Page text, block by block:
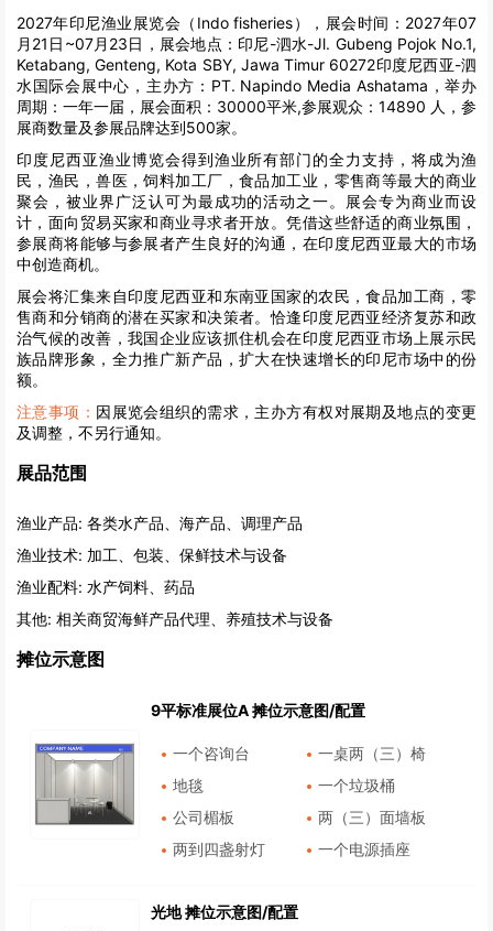
2027年印尼渔业展览会（Indo fisheries），展会时间：2027年07
月21日~07月23日，展会地点：印尼-泗水-Jl. Gubeng Pojok No.1,
Ketabang, Genteng, Kota SBY, Jawa Timur 60272印度尼西亚-泗
水国际会展中心，主办方：PT. Napindo Media Ashatama，举办
周期：一年一届，展会面积：30000平米,参展观众：14890 人，参
展商数量及参展品牌达到500家。
印度尼西亚渔业博览会得到渔业所有部门的全力支持，将成为渔
民，渔民，兽医，饲料加工厂，食品加工业，零售商等最大的商业
聚会，被业界广泛认可为最成功的活动之一。展会专为商业而设
计，面向贸易买家和商业寻求者开放。凭借这些舒适的商业氛围，
参展商将能够与参展者产生良好的沟通，在印度尼西亚最大的市场
中创造商机。
展会将汇集来自印度尼西亚和东南亚国家的农民，食品加工商，零
售商和分销商的潜在买家和决策者。恰逢印度尼西亚经济复苏和政
治气候的改善，我国企业应该抓住机会在印度尼西亚市场上展示民
族品牌形象，全力推广新产品，扩大在快速增长的印尼市场中的份
额。
注意事项： 因展览会组织的需求，主办方有权对展期及地点的变更
及调整，不另行通知。
展品范围
渔业产品: 各类水产品、海产品、调理产品
渔业技术: 加工、包装、保鲜技术与设备
渔业配料: 水产饲料、药品
其他: 相关商贸海鲜产品代理、养殖技术与设备
摊位示意图
9平标准展位A 摊位示意图/配置
一个咨询台
一桌两（三）椅
地毯
一个垃圾桶
公司楣板
两（三）面墙板
两到四盏射灯
一个电源插座
光地 摊位示意图/配置